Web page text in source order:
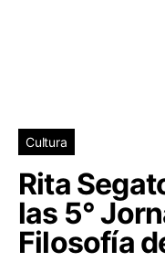
Cultura
Rita
las 5°
Filosofía